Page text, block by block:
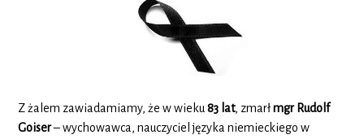
Z żalem zawiadamiamy, że w wieku83 lat, zmarłmgr Rudolf
Goiser– wychowawca, nauczyciel języka niemieckiego w